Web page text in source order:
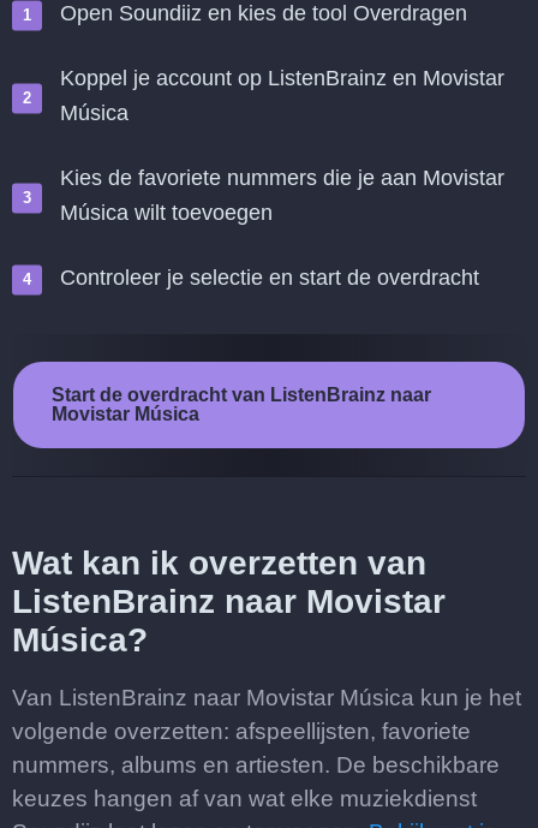
Open Soundiiz en kies de tool Overdragen
Koppel je account op ListenBrainz en Movistar
Música
Kies de favoriete nummers die je aan Movistar
Música wilt toevoegen
Controleer je selectie en start de overdracht
Start de overdracht van ListenBrainz naar
Movistar Música
Wat kan ik overzetten van
ListenBrainz naar Movistar
Música?
Van ListenBrainz naar Movistar Música kun je het
volgende overzetten: afspeellijsten, favoriete
nummers, albums en artiesten. De beschikbare
keuzes hangen af van wat elke muziekdienst